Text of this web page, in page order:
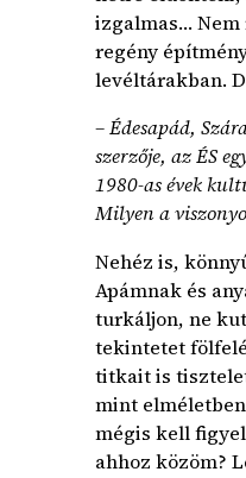
izgalmas… Nem
regény
levéltárakban.
– Édesapád,
szerzője, az ÉS
1980-as évek
Milyen a
Nehéz is,
Apámnak és
turkáljon, ne
tekintetet
titkait is
mint
mégis kell
ahhoz közöm?